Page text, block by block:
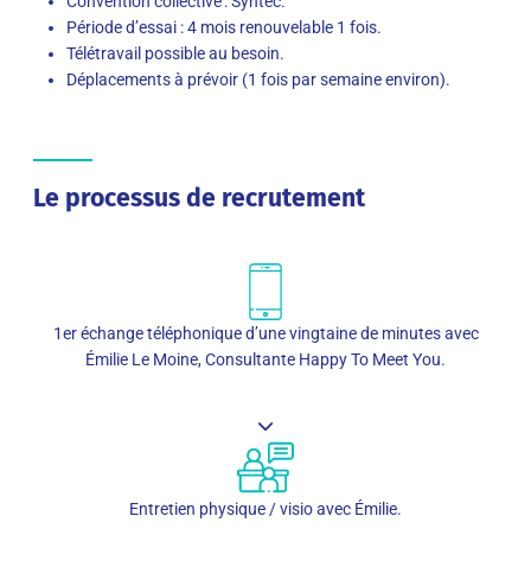
Période d’essai : 4 mois renouvelable 1 fois.
Télétravail possible au besoin.
Déplacements à prévoir (1 fois par semaine environ).
Le processus de recrutement
1er échange téléphonique d’une vingtaine de minutes avec
Émilie Le Moine, Consultante Happy To Meet You.
Entretien physique / visio avec Émilie.